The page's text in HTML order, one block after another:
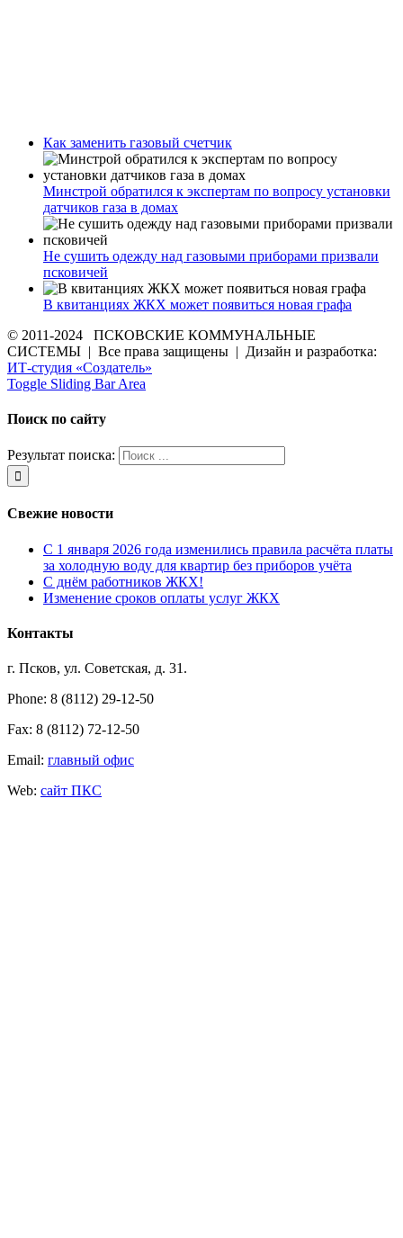
Как заменить газовый счетчик
Минстрой обратился к экспертам по вопросу установки
датчиков газа в домах
Не сушить одежду над газовыми приборами призвали
псковичей
В квитанциях ЖКХ может появиться новая графа
© 2011-2024 ПСКОВСКИЕ КОММУНАЛЬНЫЕ
СИСТЕМЫ | Все права защищены | Дизайн и разработка:
ИТ-студия «Создатель»
Toggle Sliding Bar Area
Поиск по сайту
Результат поиска:
Свежие новости
С 1 января 2026 года изменились правила расчёта платы
за холодную воду для квартир без приборов учёта
С днём работников ЖКХ!
Изменение сроков оплаты услуг ЖКХ
Контакты
г. Псков, ул. Советская, д. 31.
Phone: 8 (8112) 29-12-50
Fax: 8 (8112) 72-12-50
Email: главный офис
Web: сайт ПКС